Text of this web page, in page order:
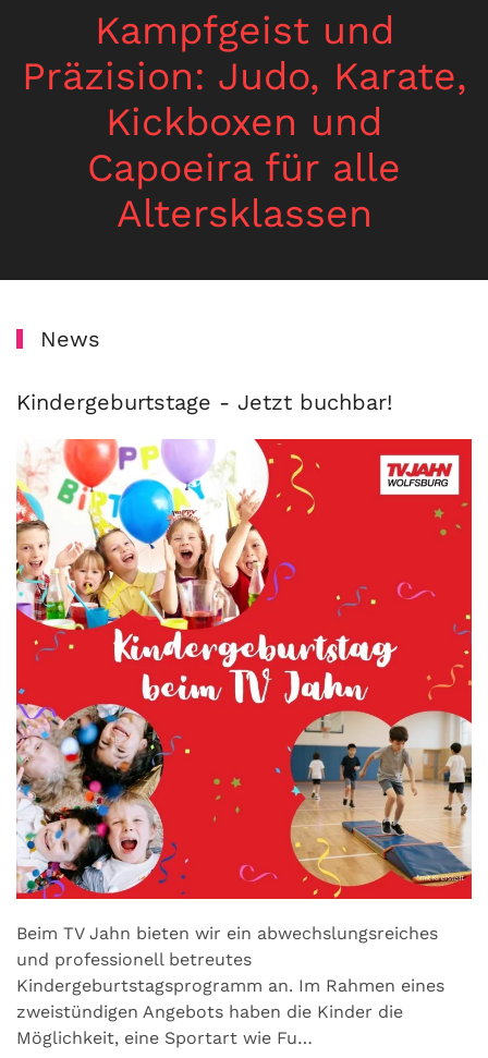
Kampfgeist und
Präzision: Judo, Karate,
Kickboxen und
Capoeira für alle
Altersklassen
News
Kindergeburtstage - Jetzt buchbar!
Beim TV Jahn bieten wir ein abwechslungsreiches
und professionell betreutes
Kindergeburtstagsprogramm an. Im Rahmen eines
zweistündigen Angebots haben die Kinder die
Möglichkeit, eine Sportart wie Fu…